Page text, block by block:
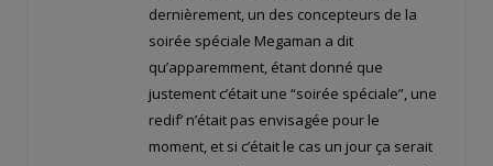
dernièrement, un des concepteurs de la
soirée spéciale Megaman a dit
qu’apparemment, étant donné que
justement c’était une “soirée spéciale”, une
redif’ n’était pas envisagée pour le
moment, et si c’était le cas un jour ça serait